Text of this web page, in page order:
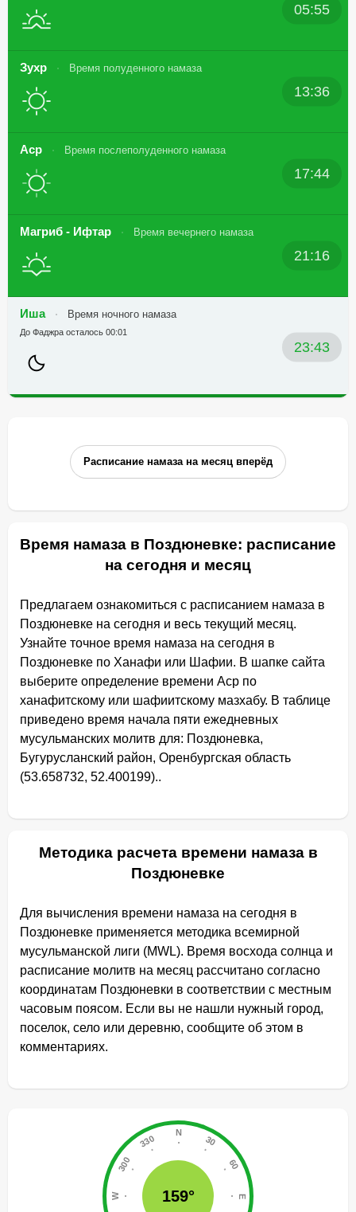
05:55
Зухр Время полуденного намаза
13:36
Аср Время послеполуденного намаза
17:44
Магриб - Ифтар Время вечернего намаза
21:16
Иша Время ночного намаза
23:43
До Фаджра осталось 00:01
Расписание намаза на месяц вперёд
Время намаза в Поздюневке: расписание
на сегодня и месяц
Предлагаем ознакомиться с расписанием намаза в
Поздюневке на сегодня и весь текущий месяц.
Узнайте точное время намаза на сегодня в
Поздюневке по Ханафи или Шафии. В шапке сайта
выберите определение времени Аср по
ханафитскому или шафиитскому мазхабу. В таблице
приведено время начала пяти ежедневных
мусульманских молитв для: Поздюневка,
Бугурусланский район, Оренбургская область
(53.658732, 52.400199)..
Методика расчета времени намаза в
Поздюневке
Для вычисления времени намаза на сегодня в
Поздюневке применяется методика всемирной
мусульманской лиги (MWL). Время восхода солнца и
расписание молитв на месяц рассчитано согласно
координатам Поздюневки в соответствии с местным
часовым поясом. Если вы не нашли нужный город,
поселок, село или деревню, сообщите об этом в
комментариях.
159°